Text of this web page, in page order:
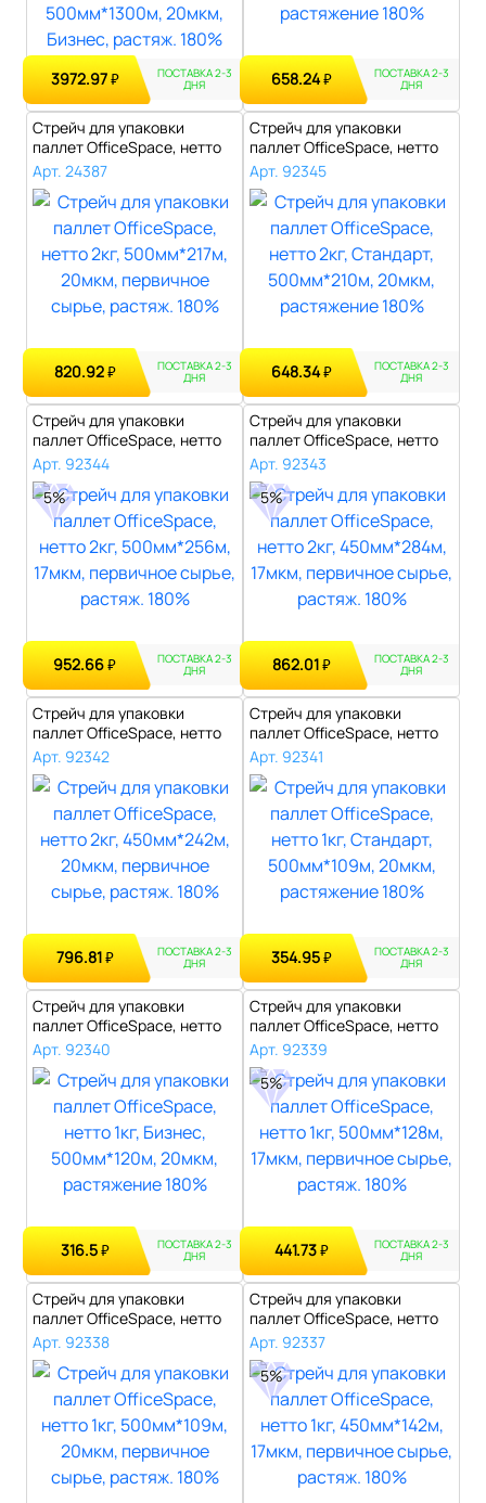
3972.97₽ ПОСТАВКА 2-3
ДНЯ 658.24₽ ПОСТАВКА 2-3
ДНЯ
Стрейч для упаковки
паллет OfficeSpace, нетто
2кг, 500м..
Арт. 24387
820.92₽ ПОСТАВКА 2-3
ДНЯ
Стрейч для упаковки
паллет OfficeSpace, нетто
2кг, Стан..
Арт. 92345
648.34₽ ПОСТАВКА 2-3
ДНЯ
Стрейч для упаковки
паллет OfficeSpace, нетто
2кг, 500м..
Арт. 92344
5%
952.66₽ ПОСТАВКА 2-3
ДНЯ
Стрейч для упаковки
паллет OfficeSpace, нетто
2кг, 450м..
Арт. 92343
5%
862.01₽ ПОСТАВКА 2-3
ДНЯ
Стрейч для упаковки
паллет OfficeSpace, нетто
2кг, 450м..
Арт. 92342
796.81₽ ПОСТАВКА 2-3
ДНЯ
Стрейч для упаковки
паллет OfficeSpace, нетто
1кг, Стан..
Арт. 92341
354.95₽ ПОСТАВКА 2-3
ДНЯ
Стрейч для упаковки
паллет OfficeSpace, нетто
1кг, Бизн..
Арт. 92340
316.5₽ ПОСТАВКА 2-3
ДНЯ
Стрейч для упаковки
паллет OfficeSpace, нетто
1кг, 500м..
Арт. 92339
5%
441.73₽ ПОСТАВКА 2-3
ДНЯ
Стрейч для упаковки
паллет OfficeSpace, нетто
1кг, 500м..
Арт. 92338
Стрейч для упаковки
паллет OfficeSpace, нетто
1кг, 450м..
Арт. 92337
5%